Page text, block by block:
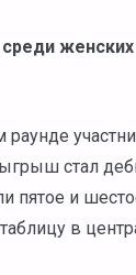
стал
пятое и
в